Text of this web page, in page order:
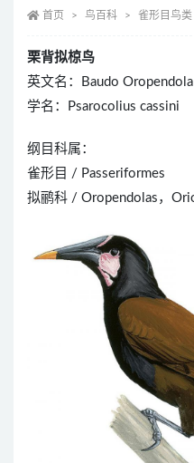
首页 鸟百科 雀形目鸟类
栗背拟椋鸟
英文名：Baudo Oropendola
学名：Psarocolius cassini
纲目科属：
雀形目 / Passeriformes
拟鹂科 / Oropendolas，